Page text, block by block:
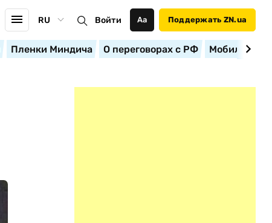
RU Войти Аа Поддержать ZN.ua
Пленки Миндича О переговорах с РФ